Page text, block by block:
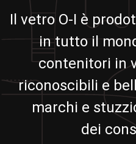
Il vetro O-I è
in tutto il
contenitori in
riconoscibili e
marchi e
dei